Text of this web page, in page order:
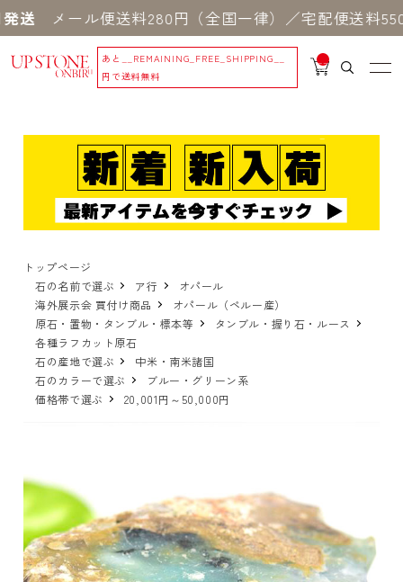
ール便送料280円（全国一律）／宅配便送料550
あと
__REMAINING_FREE_SHIPPING__
円で送料無料
__
IT
_
トップページ
石の名前で選ぶ
ア行
オパール
海外展示会 買付け商品
オパール（ペルー産）
原石・置物・タンブル・標本等
タンブル・握り石・ルース
各種ラフカット原石
石の産地で選ぶ
中米・南米諸国
石のカラーで選ぶ
ブルー・グリーン系
価格帯で選ぶ
20,001円～50,000円